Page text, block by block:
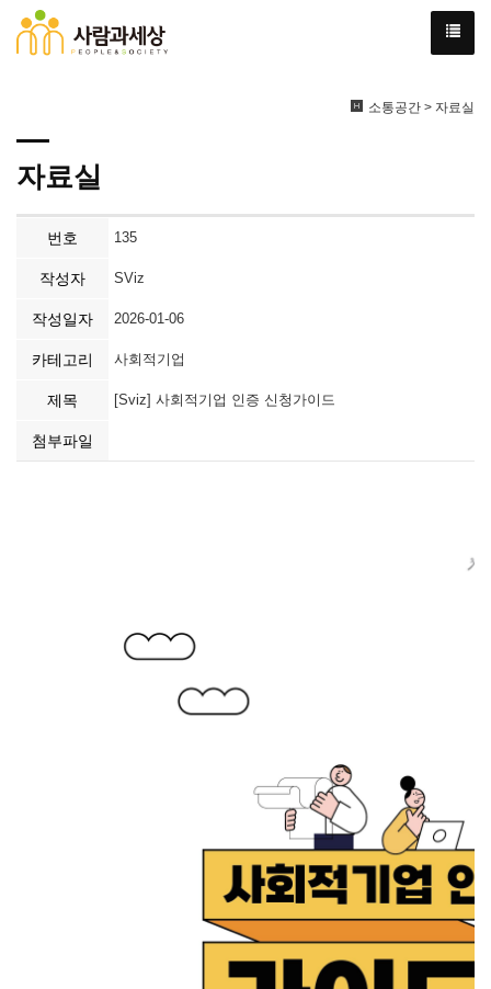
소통공간 > 자료실
자료실
번호 135
작성자 SViz
작성일자 2026-01-06
카테고리 사회적기업
제목 [Sviz] 사회적기업 인증 신청가이드
첨부파일